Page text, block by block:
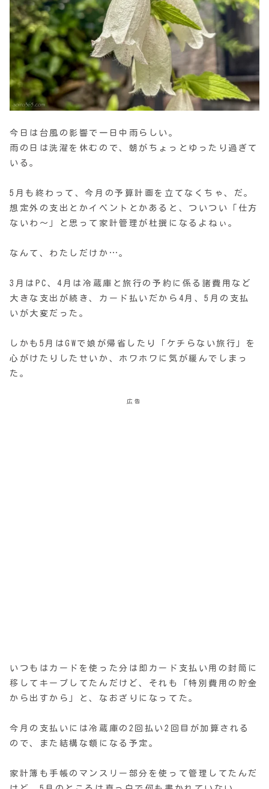
今日は台風の影響で一日中雨らしい。
雨の日は洗濯を休むので、朝がちょっとゆったり過ぎて
いる。
5月も終わって、今月の予算計画を立てなくちゃ、だ。
想定外の支出とかイベントとかあると、ついつい「仕方
ないわ〜」と思って家計管理が杜撰になるよねぃ。
なんて、わたしだけか…。
3月はPC、4月は冷蔵庫と旅行の予約に係る諸費用など
大きな支出が続き、カード払いだから4月、5月の支払
いが大変だった。
しかも5月はGWで娘が帰省したり「ケチらない旅行」を
心がけたりしたせいか、ホワホワに気が緩んでしまっ
た。
広告
いつもはカードを使った分は即カード支払い用の封筒に
移してキープしてたんだけど、それも「特別費用の貯金
から出すから」と、なおざりになってた。
今月の支払いには冷蔵庫の2回払い2回目が加算される
ので、また結構な額になる予定。
家計簿も手帳のマンスリー部分を使って管理してたんだ